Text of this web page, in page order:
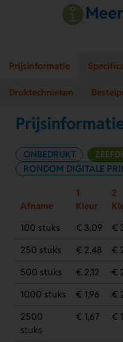
Prijsinformatie
Druktechnieken
ONBEDRUKT
RONDOM DIGITALE
Afname
1
Kleur
2
100 stuks
€ 3,09 €
250 stuks
€ 2,48 €
500 stuks
€ 2,12 €
1000 stuks
€ 1,96 €
2500
stuks
€ 1,67 €